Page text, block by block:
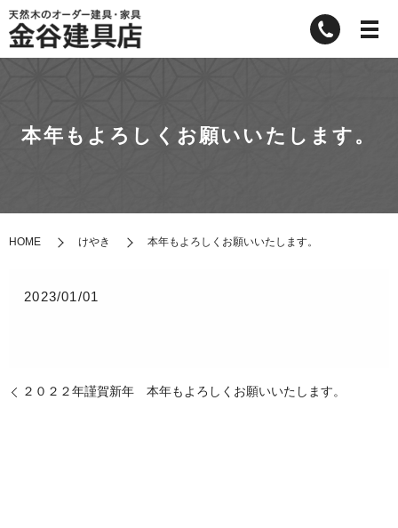
本年もよろしくお願いいたします。
HOME けやき 本年もよろしくお願いいたします。
2023/01/01
２０２２年謹賀新年 本年もよろしくお願いいたします。